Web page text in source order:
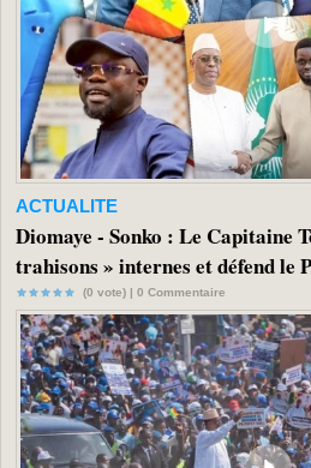
ACTUALITE
Diomaye - Sonko : Le Capitaine
trahisons » internes et défend le
(0 vote) | 0 Commentaire